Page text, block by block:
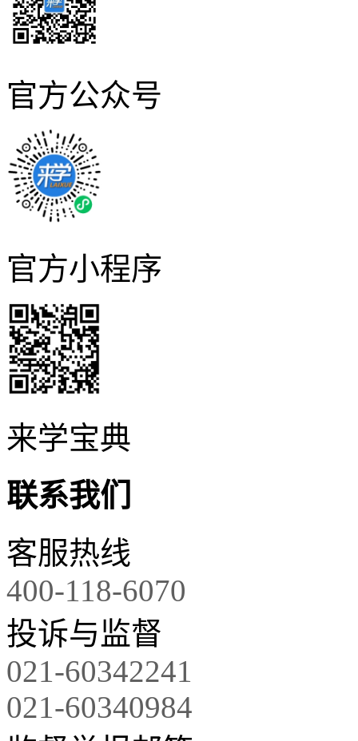
官方公众号
官方小程序
来学宝典
联系我们
客服热线
400-118-6070
投诉与监督
021-60342241
021-60340984